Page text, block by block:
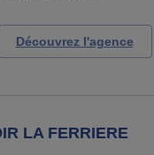
Découvrez l'agence
LA FERRIERE